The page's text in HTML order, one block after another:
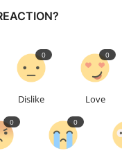
Dislike
0
Love
0
0 0